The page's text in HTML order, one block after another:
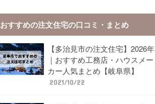
おすすめの注文住宅の口コミ・まとめ
【多治見市の注文住宅】2026年
｜おすすめ工務店・ハウスメー
カー人気まとめ【岐阜県】
2021/10/22